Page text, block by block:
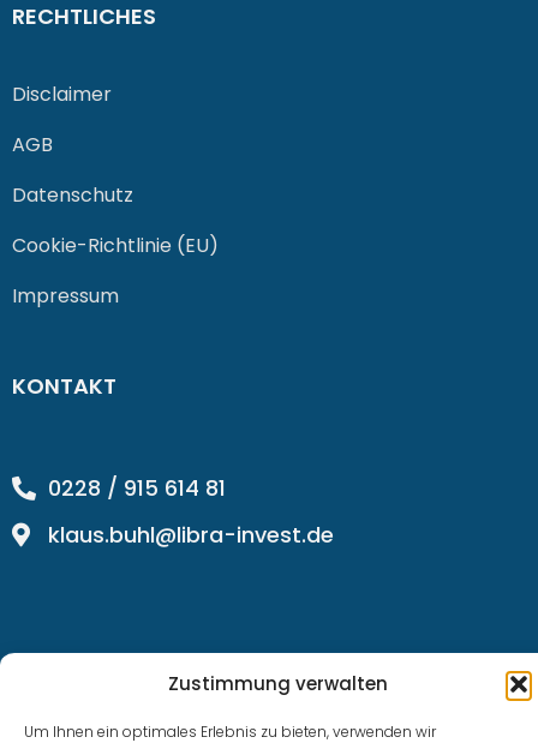
Zustimmung verwalten
Um Ihnen ein optimales Erlebnis zu bieten, verwenden wir
RECHTLICHES
Disclaimer
AGB
Datenschutz
Cookie-Richtlinie (EU)
Impressum
KONTAKT
0228 / 915 614 81
klaus.buhl@libra-invest.de